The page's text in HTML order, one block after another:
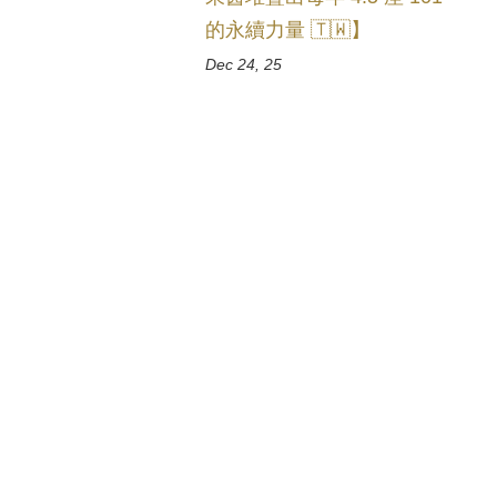
的永續力量 🇹🇼】
Dec 24, 25